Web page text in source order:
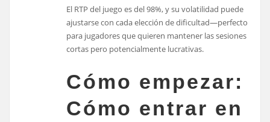
El RTP del juego es del 98%, y su volatilidad puede
ajustarse con cada elección de dificultad—perfecto
para jugadores que quieren mantener las sesiones
cortas pero potencialmente lucrativas.
Cómo empezar:
Cómo entrar en